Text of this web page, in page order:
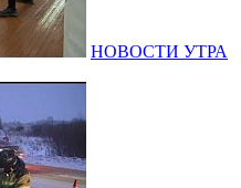
НОВОСТИ УТРА